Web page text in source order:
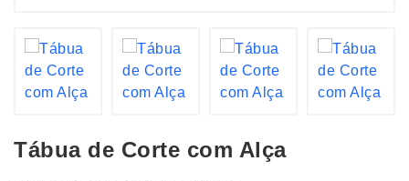
Tábua de Corte com Alça